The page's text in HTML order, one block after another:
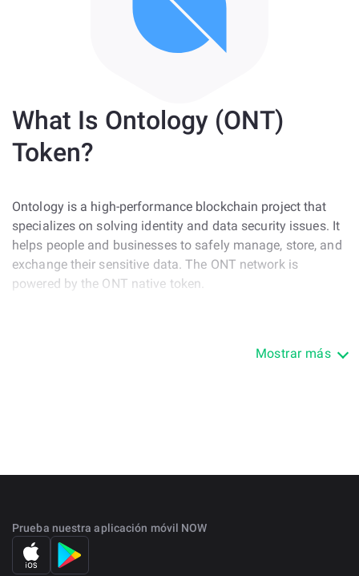
What Is Ontology (ONT)
Token?
Ontology is a high-performance blockchain project that
specializes on solving identity and data security issues. It
helps people and businesses to safely manage, store, and
exchange their sensitive data. The ONT network is
powered by the ONT native token.
mainnet and now the platform works on its ownMostrar más
Prueba nuestra aplicación móvil NOW